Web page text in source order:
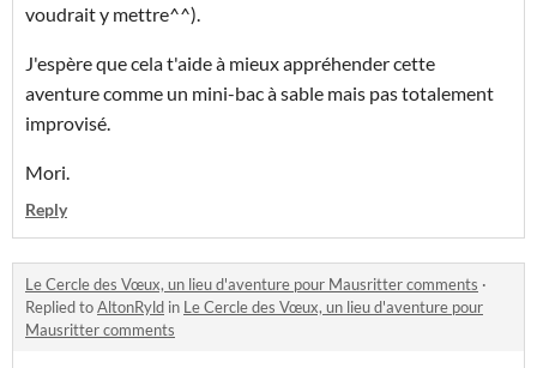
voudrait y mettre^^).
J'espère que cela t'aide à mieux appréhender cette
aventure comme un mini-bac à sable mais pas totalement
improvisé.
Mori.
Reply
Le Cercle des Vœux, un lieu d'aventure pour Mausritter comments ·
Replied toAltonRyld in Le Cercle des Vœux, un lieu d'aventure pour
Mausritter comments